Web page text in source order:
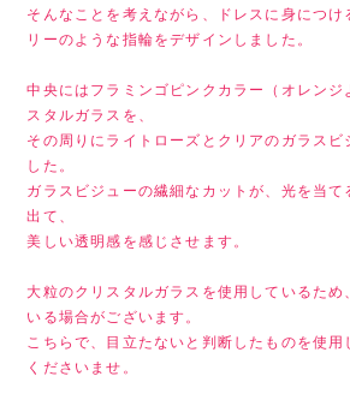
そんなことを考えながら、ドレスに身につけ
リーのような指輪をデザインしました。
中央にはフラミンゴピンクカラー（オレンジ
スタルガラスを、
その周りにライトローズとクリアのガラスビ
した。
ガラスビジューの繊細なカットが、光を当て
出て、
美しい透明感を感じさせます。
大粒のクリスタルガラスを使用しているため
いる場合がございます。
こちらで、目立たないと判断したものを使用
くださいませ。